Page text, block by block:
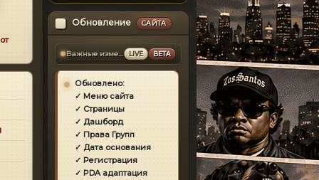
Обновление САЙТА
Важные изменения LIVE BETA
Обновлено:
✓ Меню сайта
✓ Страницы
✓ Дашборд
✓ Права Групп
✓ Дата основания
✓ Регистрация
✓ PDA адаптация